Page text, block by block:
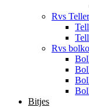
Rvs
Rvs
Bitjes